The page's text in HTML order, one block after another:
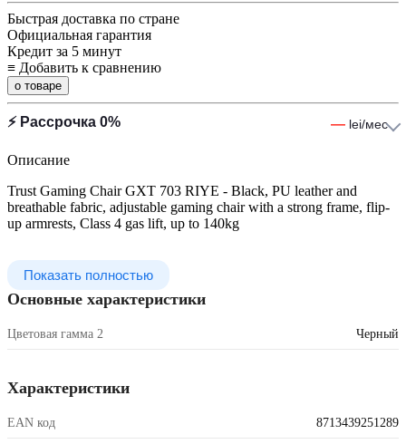
Быстрая доставка по стране
Официальная гарантия
Кредит за 5 минут
≡ Добавить к сравнению
о товаре
⚡ Рассрочка 0% — lei/мес
Описание
Trust Gaming Chair GXT 703 RIYE - Black, PU leather and
breathable fabric, adjustable gaming chair with a strong frame, flip-
up armrests, Class 4 gas lift, up to 140kg
Показать полностью
Основные характеристики
Цветовая гамма 2 Черный
Характеристики
EAN код 8713439251289